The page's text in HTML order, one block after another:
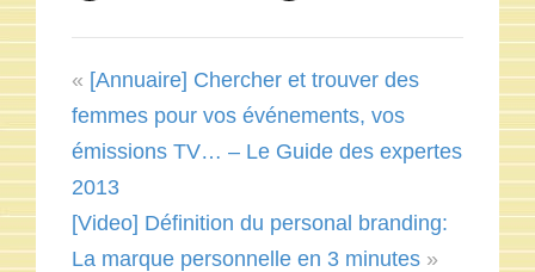
« [Annuaire] Chercher et trouver des
femmes pour vos événements, vos
émissions TV… – Le Guide des expertes
2013
[Video] Définition du personal branding:
La marque personnelle en 3 minutes »